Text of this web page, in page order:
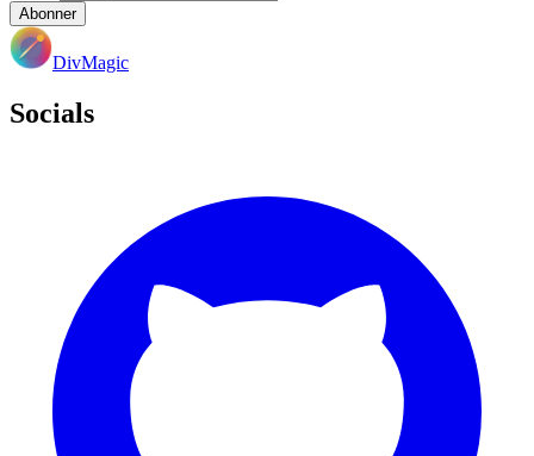
Abonner
DivMagic
Socials